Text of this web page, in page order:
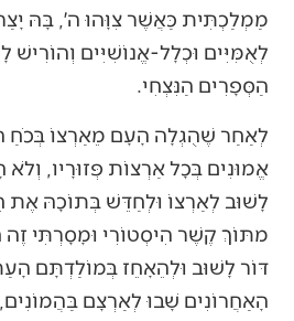
מַמְלַכְתִּית כַּאֲשֶׁר צִוָּהוּ ה׳, בָּהּ
לְאֻמִּיִּים וּכְלָל-אֱנוֹשִׁיִּים וְהוֹרִישׁ
הַסְּפָרִים הַנִּצְחִי.
לְאַחַר שֶׁהֻגְלָה הָעָם מֵאַרְצוֹ בְּכֹחַ
אֱמוּנִים בְּכָל אַרְצוֹת פְּזוּרָיו,
לָשׁוּב לְאַרְצוֹ וּלְחַדֵּשׁ בְּתוֹכָהּ אֶת
מתּוֹךְ קֶשֶׁר הִיסְטוֹרִי וּמָסָרְתִּי זֶה
דּוֹר לָשׁוּב וּלְהֵאָחֵז בְּמוֹלַדְתָּם
הָאַחֲרוֹנִים שָׁבוּ לְאַרְצָם